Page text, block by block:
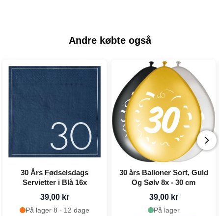
Andre købte også
30 Års Fødselsdags
Servietter i Blå 16x
39,00 kr
På lager 8 - 12 dage
30 års Balloner Sort, Guld
Og Sølv 8x - 30 cm
39,00 kr
På lager